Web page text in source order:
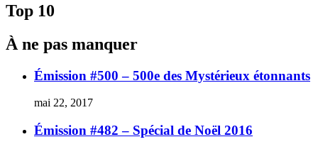
Top 10
À ne pas manquer
Émission #500 – 500e des Mystérieux étonnants
mai 22, 2017
Émission #482 – Spécial de Noël 2016